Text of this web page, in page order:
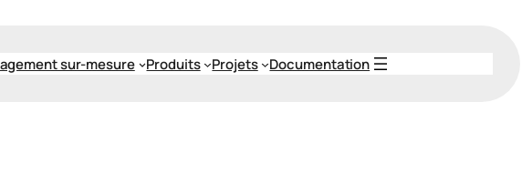
sur-mesure Produits Projets Documentation